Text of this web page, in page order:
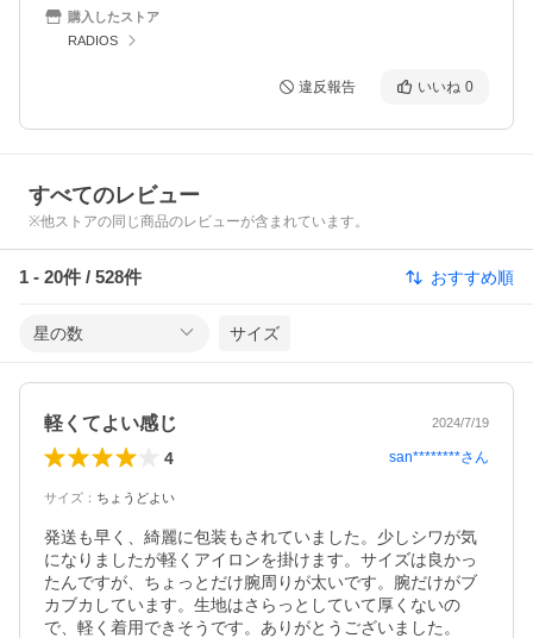
購入したストア
RADIOS
違反報告 いいね 0
すべてのレビュー
※他ストアの同じ商品のレビューが含まれています。
1 - 20件 / 528件 おすすめ順
星の数 サイズ
軽くてよい感じ 2024/7/19
4 san********さん
サイズ ： ちょうどよい
発送も早く、綺麗に包装もされていました。少しシワが気
になりましたが軽くアイロンを掛けます。サイズは良かっ
たんですが、ちょっとだけ腕周りが太いです。腕だけがブ
カブカしています。生地はさらっとしていて厚くないの
で、軽く着用できそうです。ありがとうございました。